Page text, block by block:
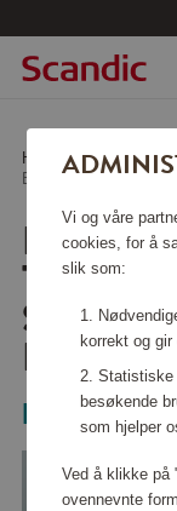
Hjem /
Elektrisk Tannbørste
Philips
Vi og våre
cookies, for å
slik som:
korrekt og
Statistiske
besøkende
som hjelper
Ved å klikke på
ovennevnte